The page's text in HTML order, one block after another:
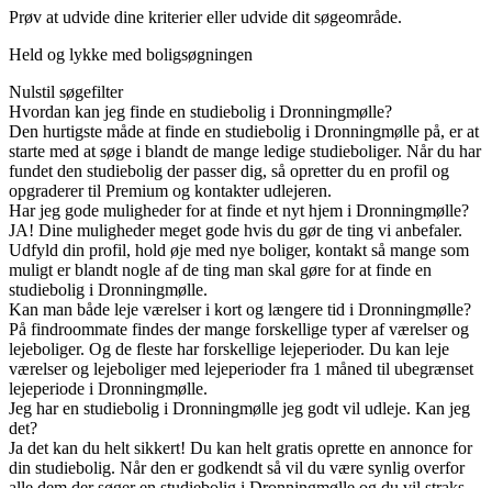
Prøv at udvide dine kriterier eller udvide dit søgeområde.
Held og lykke med boligsøgningen
Nulstil søgefilter
Hvordan kan jeg finde en studiebolig i Dronningmølle?
Den hurtigste måde at finde en studiebolig i Dronningmølle på, er at
starte med at søge i blandt de mange ledige studieboliger. Når du har
fundet den studiebolig der passer dig, så opretter du en profil og
opgraderer til Premium og kontakter udlejeren.
Har jeg gode muligheder for at finde et nyt hjem i Dronningmølle?
JA! Dine muligheder meget gode hvis du gør de ting vi anbefaler.
Udfyld din profil, hold øje med nye boliger, kontakt så mange som
muligt er blandt nogle af de ting man skal gøre for at finde en
studiebolig i Dronningmølle.
Kan man både leje værelser i kort og længere tid i Dronningmølle?
På findroommate findes der mange forskellige typer af værelser og
lejeboliger. Og de fleste har forskellige lejeperioder. Du kan leje
værelser og lejeboliger med lejeperioder fra 1 måned til ubegrænset
lejeperiode i Dronningmølle.
Jeg har en studiebolig i Dronningmølle jeg godt vil udleje. Kan jeg
det?
Ja det kan du helt sikkert! Du kan helt gratis oprette en annonce for
din studiebolig. Når den er godkendt så vil du være synlig overfor